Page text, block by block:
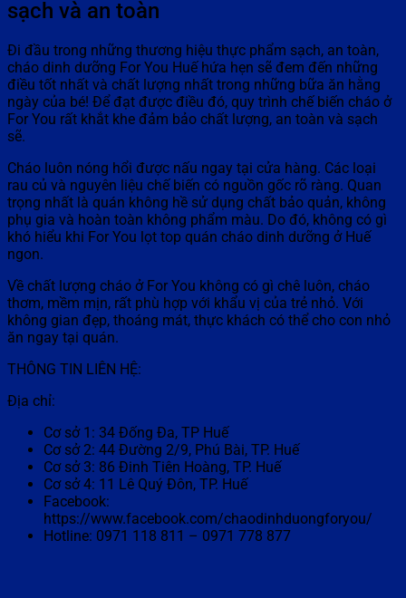
sạch và an toàn
Đi đầu trong những thương hiệu thực phẩm sạch, an toàn,
cháo dinh dưỡng For You Huế hứa hẹn sẽ đem đến những
điều tốt nhất và chất lượng nhất trong những bữa ăn hằng
ngày của bé! Để đạt được điều đó, quy trình chế biến cháo ở
For You rất khắt khe đảm bảo chất lượng, an toàn và sạch
sẽ.
Cháo luôn nóng hổi được nấu ngay tại cửa hàng. Các loại
rau củ và nguyên liệu chế biến có nguồn gốc rõ ràng. Quan
trọng nhất là quán không hề sử dụng chất bảo quản, không
phụ gia và hoàn toàn không phẩm màu. Do đó, không có gì
khó hiểu khi For You lọt top quán cháo dinh dưỡng ở Huế
ngon.
Về chất lượng cháo ở For You không có gì chê luôn, cháo
thơm, mềm mịn, rất phù hợp với khẩu vị của trẻ nhỏ. Với
không gian đẹp, thoáng mát, thực khách có thể cho con nhỏ
ăn ngay tại quán.
THÔNG TIN LIÊN HỆ:
Địa chỉ:
Cơ sở 1: 34 Đống Đa, TP Huế
Cơ sở 2: 44 Đường 2/9, Phú Bài, TP. Huế
Cơ sở 3: 86 Đinh Tiên Hoàng, TP. Huế
Cơ sở 4: 11 Lê Quý Đôn, TP. Huế
Facebook:
https://www.facebook.com/chaodinhduongforyou/
Hotline: 0971 118 811 – 0971 778 877